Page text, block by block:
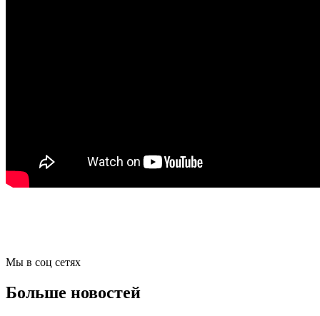
Мы в соц сетях
Больше новостей